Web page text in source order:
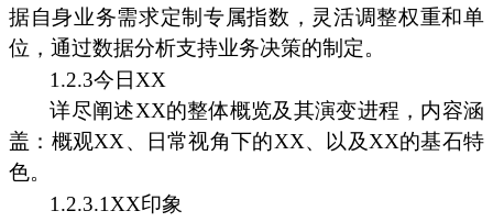
据自身业务需求定制专属指数，灵活调整权重和单
位，通过数据分析支持业务决策的制定。
1.2.3今日XX
详尽阐述XX的整体概览及其演变进程，内容涵
盖：概观XX、日常视角下的XX、以及XX的基石特
色。
1.2.3.1XX印象